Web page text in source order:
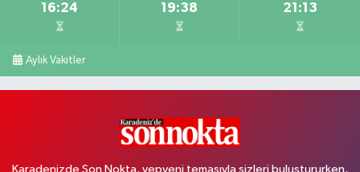
16:24 19:38 21:13
Aylık Vakitler
Karadenizde Son Nokta, yepyeni temasıyla sizleri buluştururken,